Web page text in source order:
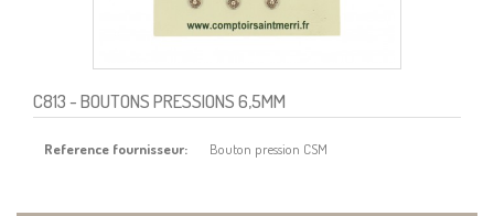
C813- BOUTONS PRESSIONS 6,5MM
Reference fournisseur: Bouton pression CSM